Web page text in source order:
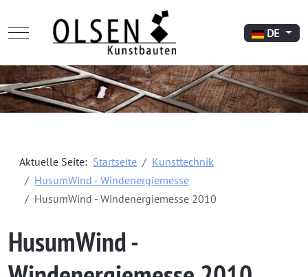
Mobile Menu Toggle Sprache
DE
Aktuelle Seite: Startseite
Kunsttechnik
HusumWind - Windenergiemesse
HusumWind - Windenergiemesse 2010
HusumWind -